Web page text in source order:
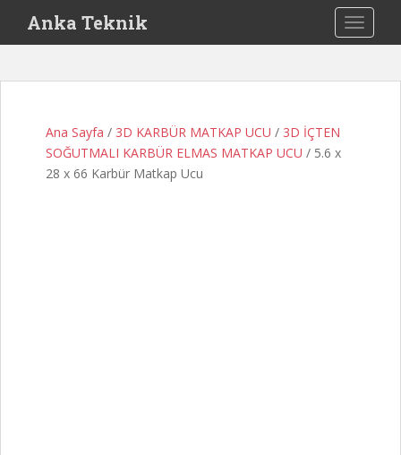
i
Anka Teknik
Ana Sayfa / 3D KARBÜR MATKAP UCU / 3D İÇTEN
SOĞUTMALI KARBÜR ELMAS MATKAP UCU / 5.6 x
28 x 66 Karbür Matkap Ucu